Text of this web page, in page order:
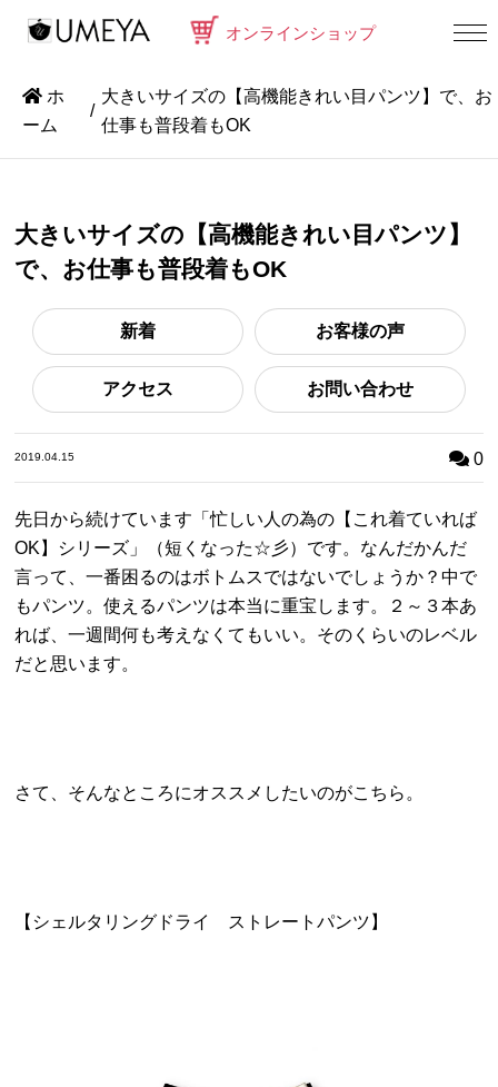
オンラインショップ
ホ
ーム
大きいサイズの【高機能きれい目パンツ】で、お
仕事も普段着もOK
大きいサイズの【高機能きれい目パンツ】
で、お仕事も普段着もOK
新着 お客様の声
アクセス お問い合わせ
2019.04.15 0
先日から続けています「忙しい人の為の【これ着ていれば
OK】シリーズ」（短くなった☆彡）です。なんだかんだ
言って、一番困るのはボトムスではないでしょうか？中で
もパンツ。使えるパンツは本当に重宝します。２～３本あ
れば、一週間何も考えなくてもいい。そのくらいのレベル
だと思います。
さて、そんなところにオススメしたいのがこちら。
【シェルタリングドライ ストレートパンツ】